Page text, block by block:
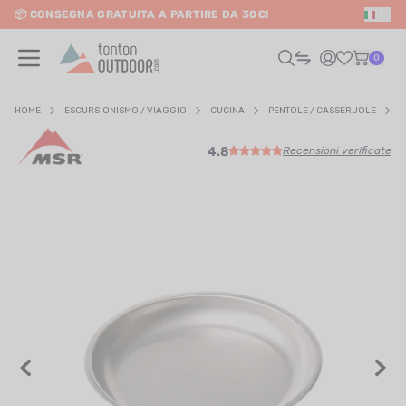
content
📦 CONSEGNA GRATUITA A PARTIRE DA 30€!
0
HOME ESCURSIONISMO / VIAGGIO CUCINA PENTOLE / CASSERUOLE
4.8 Recensioni verificate